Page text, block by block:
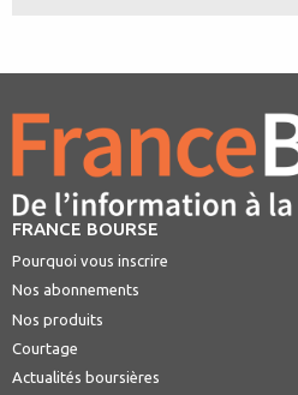
FRANCE BOURSE
Pourquoi vous inscrire
Nos abonnements
Nos produits
Courtage
Actualités boursières